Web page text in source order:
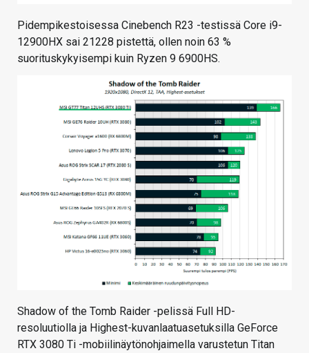
Pidempikestoisessa Cinebench R23 -testissä Core i9-
12900HX sai 21228 pistettä, ollen noin 63 %
suorituskykyisempi kuin Ryzen 9 6900HS.
Shadow of the Tomb Raider -pelissä Full HD-
resoluutiolla ja Highest-kuvanlaatuasetuksilla GeForce
RTX 3080 Ti -mobiilinäytönohjaimella varustetun Titan